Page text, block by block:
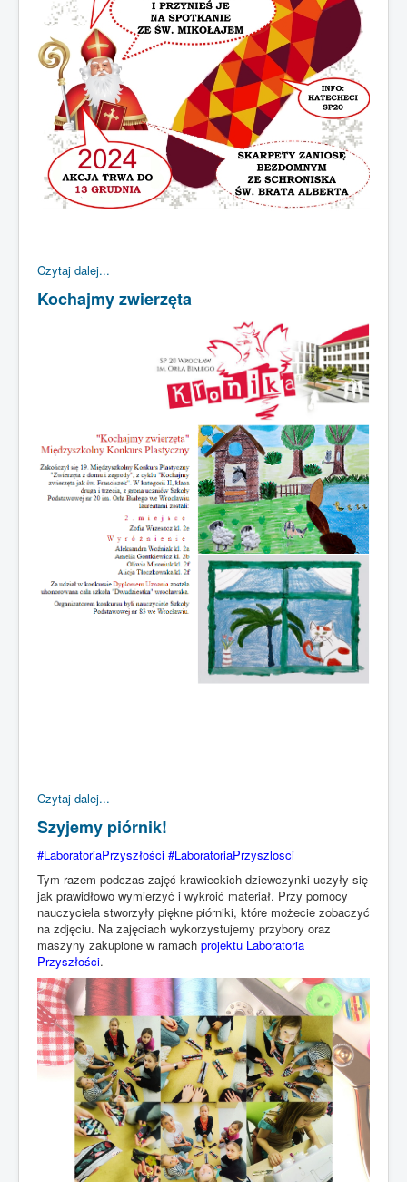
Czytaj dalej...
Kochajmy zwierzęta
Czytaj dalej...
Szyjemy piórnik!
#LaboratoriaPrzyszłości #LaboratoriaPrzyszlosci
Tym razem podczas zajęć krawieckich dziewczynki uczyły się
jak prawidłowo wymierzyć i wykroić materiał. Przy pomocy
nauczyciela stworzyły piękne piórniki, które możecie zobaczyć
na zdjęciu. Na zajęciach wykorzystujemy przybory oraz
maszyny zakupione w ramach projektu Laboratoria
Przyszłości.